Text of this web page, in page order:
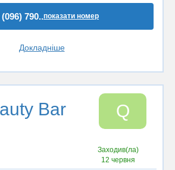
790..показати номер
Докладніше
Bar Q
Заходив(ла)
12 червня